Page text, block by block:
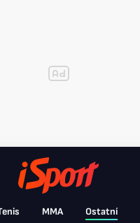
MMA Ostatní